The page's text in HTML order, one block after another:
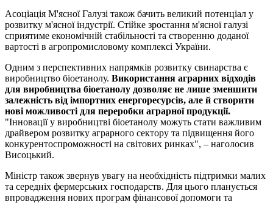
Асоціація М'ясної Галузі також бачить великий потенціал у
розвитку м'ясної індустрії. Стійке зростання м'ясної галузі
сприятиме економічній стабільності та створенню доданої
вартості в агропромисловому комплексі України.
Одним з перспективних напрямків розвитку свинарства є
виробництво біоетанолу. Використання аграрних відходів
для виробництва біоетанолу дозволяє не лише зменшити
залежність від імпортних енергоресурсів, але й створити
нові можливості для переробки аграрної продукції.
"Інновації у виробництві біоетанолу можуть стати важливим
драйвером розвитку аграрного сектору та підвищення його
конкурентоспроможності на світових ринках", – наголосив
Висоцький.
Міністр також звернув увагу на необхідність підтримки малих
та середніх фермерських господарств. Для цього планується
впровадження нових програм фінансової допомоги та